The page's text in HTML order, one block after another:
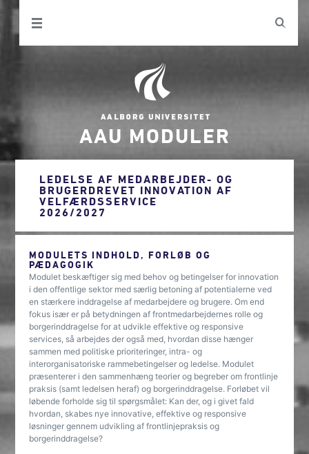
AAU MODULER
LEDELSE AF MEDARBEJDER- OG
BRUGERDREVET INNOVATION AF
VELFÆRDSSERVICE
2026/2027
MODULETS INDHOLD, FORLØB OG
PÆDAGOGIK
Modulet beskæftiger sig med behov og betingelser for innovation
i den offentlige sektor med særlig betoning af potentialerne ved
en stærkere inddragelse af medarbejdere og brugere. Om end
fokus især er på betydningen af frontmedarbejdernes rolle og
borgerinddragelse for at udvikle effektive og responsive
services, så arbejdes der også med, hvordan disse hænger
sammen med politiske prioriteringer, intra- og
interorganisatoriske rammebetingelser og ledelse. Modulet
præsenterer i den sammenhæng teorier og begreber om frontlinje
praksis (samt ledelsen heraf) og borgerinddragelse. Forløbet vil
løbende forholde sig til spørgsmålet: Kan der, og i givet fald
hvordan, skabes nye innovative, effektive og responsive
løsninger gennem udvikling af frontlinjepraksis og
borgerinddragelse?